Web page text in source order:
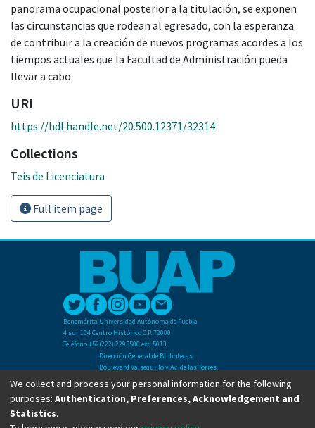
panorama ocupacional posterior a la titulación, se exponen
las circunstancias que rodean al egresado, con la esperanza
de contribuir a la creación de nuevos programas acordes a los
tiempos actuales que la Facultad de Administración pueda
llevar a cabo.
URI
https://hdl.handle.net/20.500.12371/32314
Collections
Teis de Licenciatura
Full item page
Benemérita Universidad Autónoma de Puebla
4 sur 104 Centro Histórico C.P. 72000
Teléfono +52(222) 2295500 ext. 5013
Dirección General de Bibliotecas
Boulevard Valsequillo y Av. de las Torres
Ciudad Universitaria. Col. San Manuel
C.P. 72570
Teléfono +52 (222) 2295500 Ext 2901
We collect and process your personal information for the following
purposes: Authentication, Preferences, Acknowledgement and
Statistics.